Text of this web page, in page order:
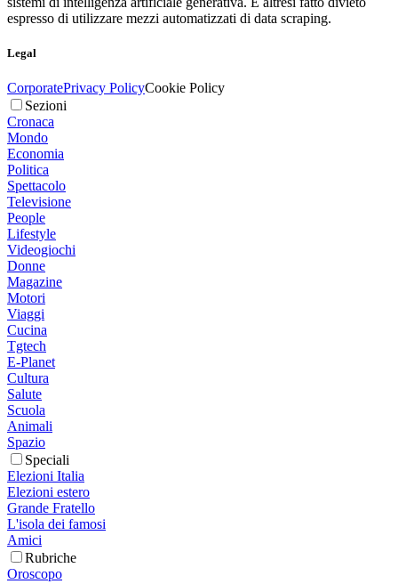
espresso di utilizzare mezzi automatizzati di data scraping.
Legal
CorporatePrivacy PolicyCookie Policy
Sezioni
Cronaca
Mondo
Economia
Politica
Spettacolo
Televisione
People
Lifestyle
Videogiochi
Donne
Magazine
Motori
Viaggi
Cucina
Tgtech
E-Planet
Cultura
Salute
Scuola
Animali
Spazio
Speciali
Elezioni Italia
Elezioni estero
Grande Fratello
L'isola dei famosi
Amici
Rubriche
Oroscopo